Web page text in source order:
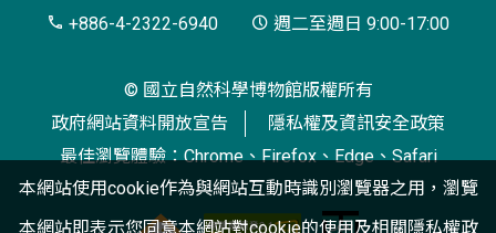
博
+886-4-2322-6940
週二至週日 9:00-17:00
© 國立自然科學博物館版權所有
政府網站資料開放宣告
隱私權及資訊安全政策
最佳瀏覽體驗：Chrome、Firefox、Edge、Safari
本網站使用cookie作為與網站互動時識別瀏覽器之用，瀏覽
本網站即表示您同意本網站對cookie的使用及相關隱私權政